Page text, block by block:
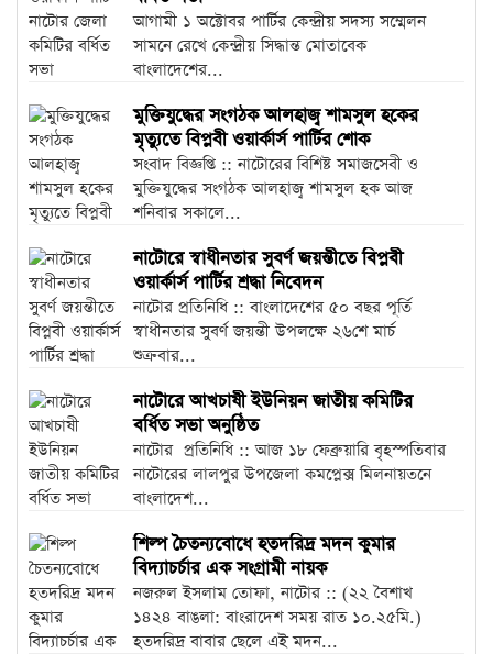
আগামী ১ অক্টোবর পার্টির কেন্দ্রীয় সদস্য সম্মেলন
সামনে রেখে কেন্দ্রীয় সিদ্ধান্ত মোতাবেক
বাংলাদেশের...
মুক্তিযুদ্ধের সংগঠক আলহাজ্ব শামসুল হকের
মৃত্যুতে বিপ্লবী ওয়ার্কার্স পার্টির শোক
সংবাদ বিজ্ঞপ্তি :: নাটোরের বিশিষ্ট সমাজসেবী ও
মুক্তিযুদ্ধের সংগঠক আলহাজ্ব শামসুল হক আজ
শনিবার সকালে...
নাটোরে স্বাধীনতার সুবর্ণ জয়ন্তীতে বিপ্লবী
ওয়ার্কার্স পার্টির শ্রদ্ধা নিবেদন
নাটোর প্রতিনিধি :: বাংলাদেশের ৫০ বছর পূর্তি
স্বাধীনতার সুবর্ণ জয়ন্তী উপলক্ষে ২৬শে মার্চ
শুক্রবার...
নাটোরে আখচাষী ইউনিয়ন জাতীয় কমিটির
বর্ধিত সভা অনুষ্ঠিত
নাটোর প্রতিনিধি :: আজ ১৮ ফেব্রুয়ারি বৃহস্পতিবার
নাটোরের লালপুর উপজেলা কমপ্লেক্স মিলনায়তনে
বাংলাদেশ...
শিল্প চৈতন্যবোধে হতদরিদ্র মদন কুমার
বিদ্যাচর্চার এক সংগ্রামী নায়ক
নজরুল ইসলাম তোফা, নাটোর :: (২২ বৈশাখ
১৪২৪ বাঙলা: বাংরাদেশ সময় রাত ১০.২৫মি.)
হতদরিদ্র বাবার ছেলে এই মদন...